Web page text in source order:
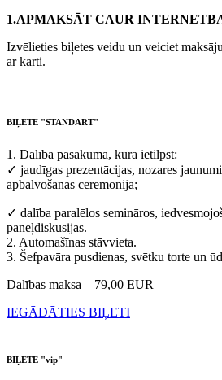
1.APMAKSĀT CAUR
Izvēlieties biļetes veidu un veiciet
ar karti.
BIĻETE "STANDART"
1. Dalība pasākumā, kurā ietilpst:
✓ jaudīgas prezentācijas, nozares
apbalvošanas ceremonija;
✓ dalība paralēlos semināros,
paneļdiskusijas.
2. Automašīnas stāvvieta.
3. Šefpavāra pusdienas, svētku torte un
Dalības maksa – 79,00 EUR
IEGĀDĀTIES BIĻETI
BIĻETE "vip"